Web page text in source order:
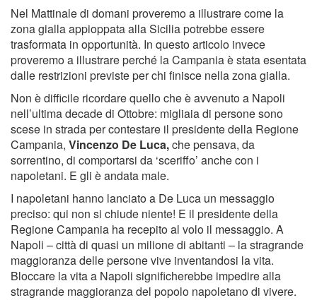
Nel Mattinale di domani proveremo a illustrare come la
zona gialla appioppata alla Sicilia potrebbe essere
trasformata in opportunità. In questo articolo invece
proveremo a illustrare perché la Campania è stata esentata
dalle restrizioni previste per chi finisce nella zona gialla.
Non è difficile ricordare quello che è avvenuto a Napoli
nell’ultima decade di Ottobre: migliaia di persone sono
scese in strada per contestare il presidente della Regione
Campania, Vincenzo De Luca,che pensava, da
sorrentino, di comportarsi da ‘sceriffo’ anche con i
napoletani. E gli è andata male.
I napoletani hanno lanciato a De Luca un messaggio
preciso: qui non si chiude niente! E il presidente della
Regione Campania ha recepito al volo il messaggio. A
Napoli – città di quasi un milione di abitanti – la stragrande
maggioranza delle persone vive inventandosi la vita.
Bloccare la vita a Napoli significherebbe impedire alla
stragrande maggioranza del popolo napoletano di vivere.